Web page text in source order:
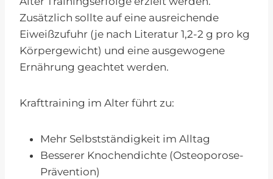
Zusätzlich sollte auf eine ausreichende
Eiweißzufuhr (je nach Literatur 1,2-2 g pro kg
Körpergewicht) und eine ausgewogene
Ernährung geachtet werden.
Krafttraining im Alter führt zu:
Mehr Selbstständigkeit im Alltag
Besserer Knochendichte (Osteoporose-
Prävention)